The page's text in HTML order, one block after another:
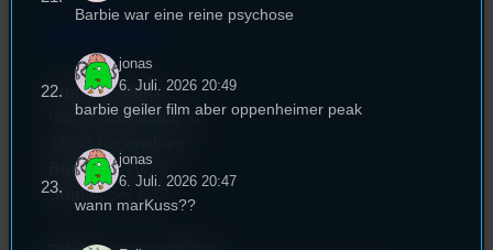
Studentenfunk
Universitätsstraße 31
Büro:PT 4.0.73
Studio:SH 1.39
Barbie war eine reine psychose
jonas
6. Juli. 2026 20:49
barbie geiler film aber oppenheimer peak
jonas
6. Juli. 2026 20:47
wann marKuss??